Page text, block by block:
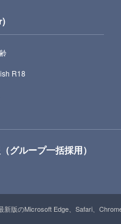
R18
グループ一括採用）
新版のMicrosoft Edge、Safari、